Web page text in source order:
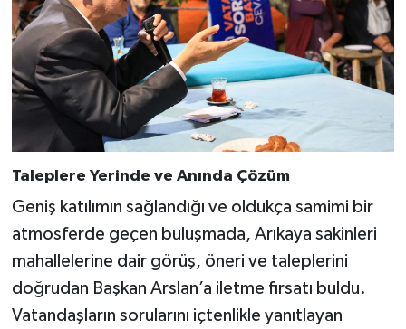
Taleplere Yerinde ve Anında Çözüm
Geniş katılımın sağlandığı ve oldukça samimi bir
atmosferde geçen buluşmada, Arıkaya sakinleri
mahallelerine dair görüş, öneri ve taleplerini
doğrudan Başkan Arslan’a iletme fırsatı buldu.
Vatandaşların sorularını içtenlikle yanıtlayan